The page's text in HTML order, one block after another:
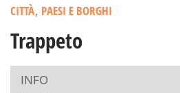
CITTÀ, PAESI E BORGHI
Trappeto
INFO